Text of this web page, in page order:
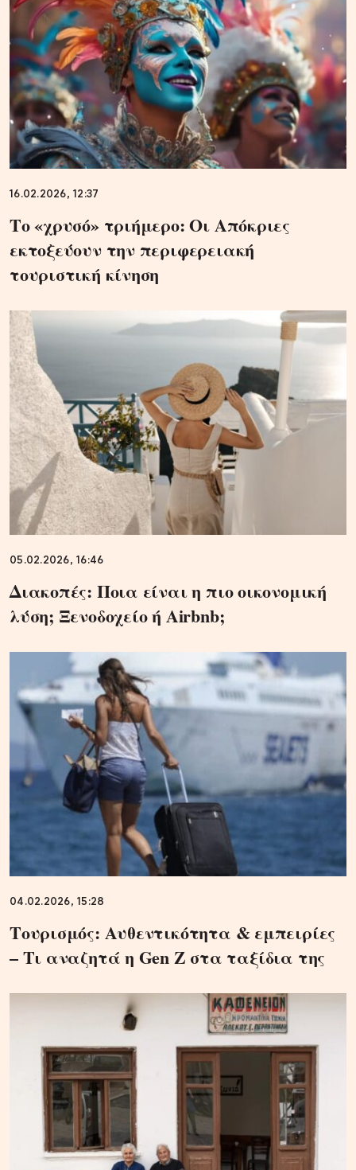
16.02.2026, 12:37
Το «χρυσό» τριήμερο: Οι Απόκριες
εκτοξεύουν την περιφερειακή
τουριστική κίνηση
05.02.2026, 16:46
Διακοπές: Ποια είναι η πιο οικονομική
λύση; Ξενοδοχείο ή Airbnb;
04.02.2026, 15:28
Τουρισμός: Aυθεντικότητα & εμπειρίες
– Τι αναζητά η Gen Z στα ταξίδια της